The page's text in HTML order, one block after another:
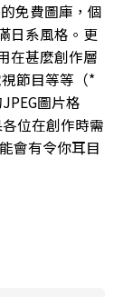
免費圖庫，個
日系風格。更
在甚麼創作層
節目等等（*
圖片格
位在創作時需
會有令你耳目